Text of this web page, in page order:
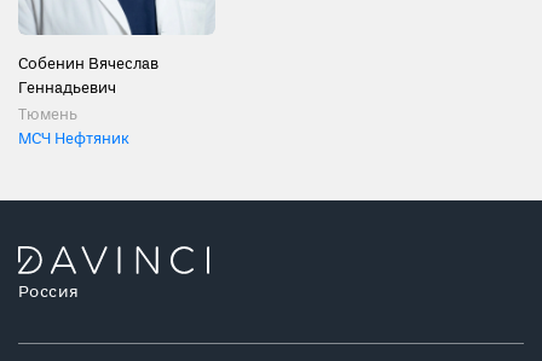
Собенин Вячеслав
Геннадьевич
Тюмень
МСЧ Нефтяник
Россия